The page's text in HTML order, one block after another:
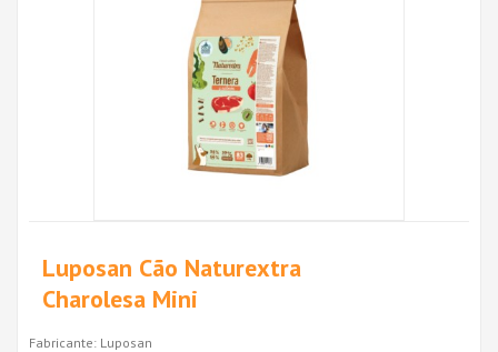
Luposan Cão Naturextra
Charolesa Mini
Fabricante: Luposan